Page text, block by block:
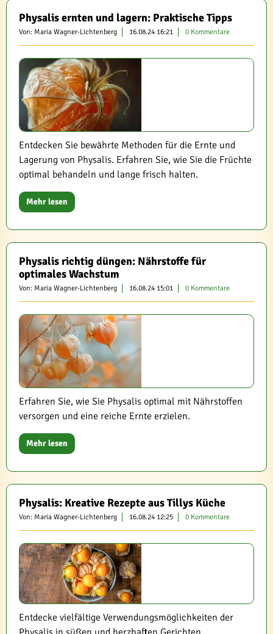
Physalis ernten und lagern: Praktische Tipps
Von: Maria Wagner-Lichtenberg 16.08.24 16:21 0 Kommentare
Entdecken Sie bewährte Methoden für die Ernte und
Lagerung von Physalis. Erfahren Sie, wie Sie die Früchte
optimal behandeln und lange frisch halten.
Mehr lesen
Physalis richtig düngen: Nährstoffe für
optimales Wachstum
Von: Maria Wagner-Lichtenberg 16.08.24 15:01 0 Kommentare
Erfahren Sie, wie Sie Physalis optimal mit Nährstoffen
versorgen und eine reiche Ernte erzielen.
Mehr lesen
Physalis: Kreative Rezepte aus Tillys Küche
Von: Maria Wagner-Lichtenberg 16.08.24 12:25 0 Kommentare
Entdecke vielfältige Verwendungsmöglichkeiten der